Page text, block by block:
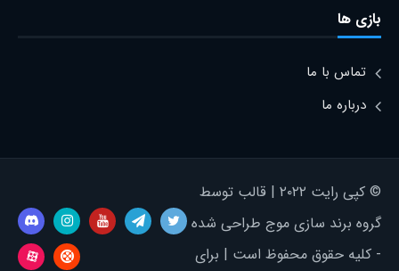
بازی ها
تماس با ما
درباره ما
© کپی رایت ۲۰۲۲ | قالب توسط
گروه برند سازی موج طراحی شده
- کلیه حقوق محفوظ است | برای